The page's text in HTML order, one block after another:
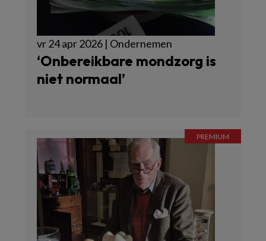
vr 24 apr 2026 | Ondernemen
‘Onbereikbare mondzorg is
niet normaal’